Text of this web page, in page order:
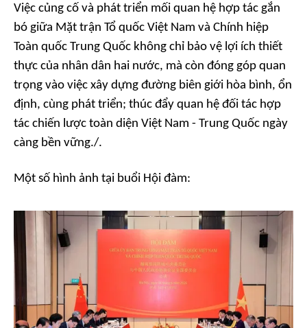
Việc củng cố và phát triển mối quan hệ hợp tác gắn
bó giữa Mặt trận Tổ quốc Việt Nam và Chính hiệp
Toàn quốc Trung Quốc không chỉ bảo vệ lợi ích thiết
thực của nhân dân hai nước, mà còn đóng góp quan
trọng vào việc xây dựng đường biên giới hòa bình, ổn
định, cùng phát triển; thúc đẩy quan hệ đối tác hợp
tác chiến lược toàn diện Việt Nam - Trung Quốc ngày
càng bền vững./.
Một số hình ảnh tại buổi Hội đàm: